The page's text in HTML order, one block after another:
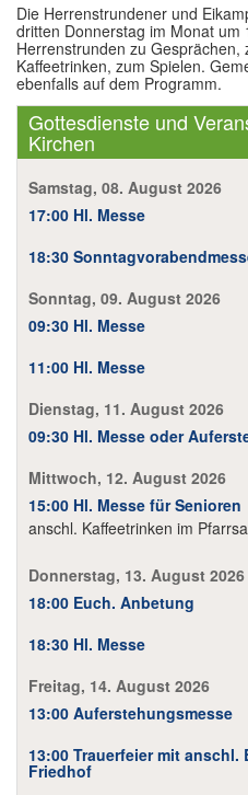
Die Herrenstrundener und
dritten Donnerstag im Monat um
Herrenstrunden zu Gesprächen,
Kaffeetrinken, zum Spielen.
ebenfalls auf dem Programm.
Gottesdienste und
Kirchen
Samstag, 08. August 2026
17:00 Hl. Messe
18:30
Sonntag, 09. August 2026
09:30 Hl. Messe
11:00 Hl. Messe
Dienstag, 11. August 2026
09:30 Hl. Messe oder
Mittwoch, 12. August 2026
15:00 Hl. Messe für Senioren
anschl. Kaffeetrinken im
Donnerstag, 13. August 2026
18:00 Euch. Anbetung
18:30 Hl. Messe
Freitag, 14. August 2026
13:00 Auferstehungsmesse
13:00 Trauerfeier mit
Friedhof